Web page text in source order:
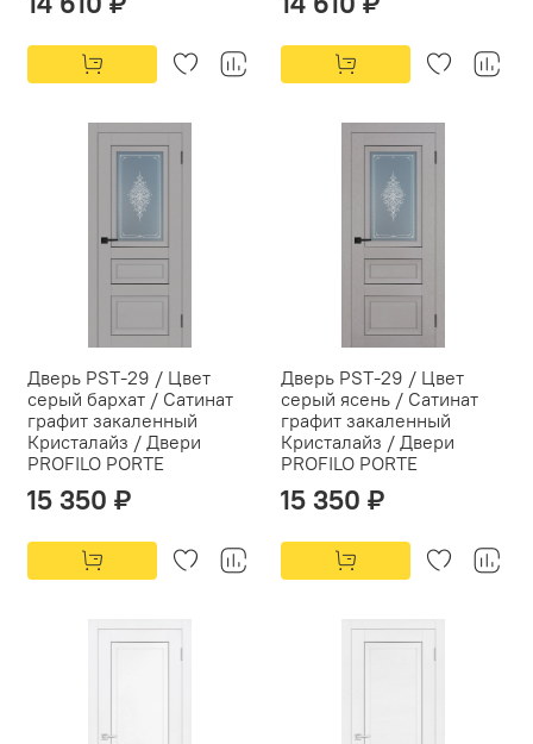
Дверь PST-29 / Цвет
серый бархат / Сатинат
графит закаленный
Кристалайз / Двери
PROFILO PORTE
15 350 ₽
Дверь PST-29 / Цвет
серый ясень / Сатинат
графит закаленный
Кристалайз / Двери
PROFILO PORTE
15 350 ₽